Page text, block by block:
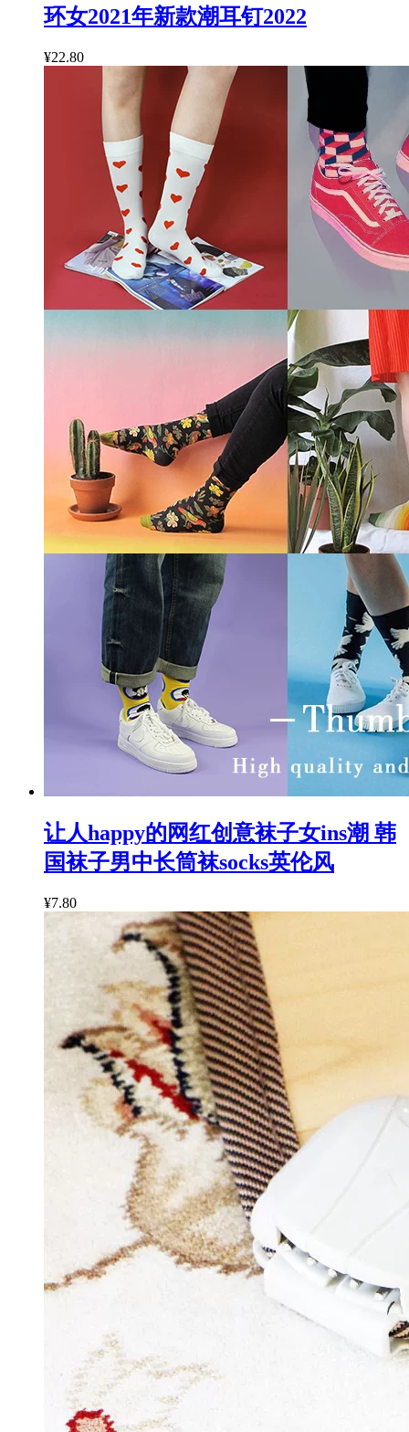
环女2021年新款潮耳钉2022
¥22.80
让人happy的网红创意袜子女ins潮 韩
国袜子男中长筒袜socks英伦风
¥7.80